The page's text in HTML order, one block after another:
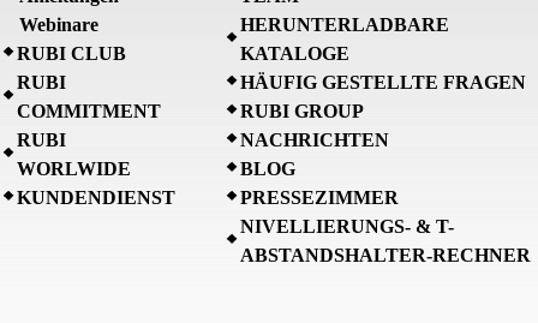
Webinare
RUBI CLUB
RUBI
COMMITMENT
RUBI
WORLWIDE
KUNDENDIENST
HERUNTERLADBARE
KATALOGE
HÄUFIG GESTELLTE FRAGEN
RUBI GROUP
NACHRICHTEN
BLOG
PRESSEZIMMER
NIVELLIERUNGS- & T-
ABSTANDSHALTER-RECHNER